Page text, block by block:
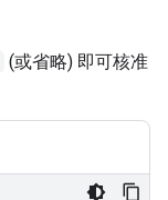
(或省略) 即可核准